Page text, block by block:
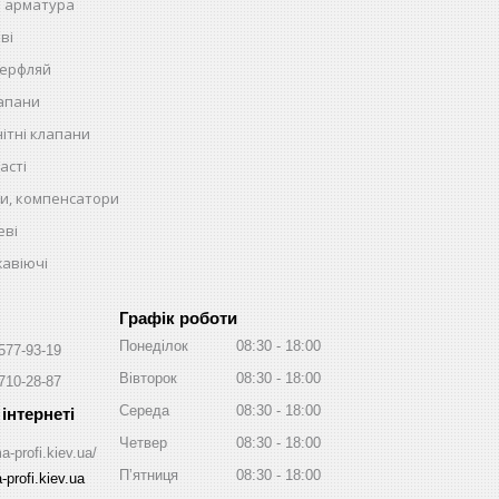
клапани
компенсатори
93-19
28-87
profi.kiev.ua/
profi.kiev.ua
Графік роботи
Понеділок 08:30
18:00
Вівторок
08:30
18:00
Середа
08:30
18:00
Четвер
08:30
18:00
Пʼятниця
08:30
18:00